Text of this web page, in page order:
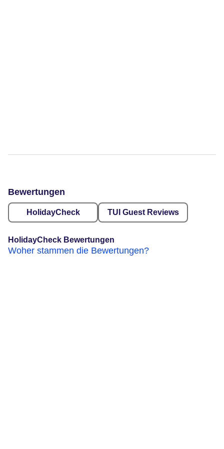
Bewertungen
HolidayCheck TUI Guest Reviews
HolidayCheck Bewertungen
Woher stammen die Bewertungen?